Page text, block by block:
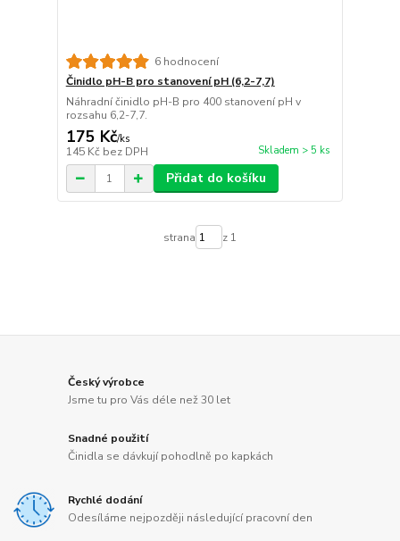
6 hodnocení
Činidlo pH-B pro stanovení pH (6,2-7,7)
Náhradní činidlo pH-B pro 400 stanovení pH v
rozsahu 6,2-7,7.
175 Kč/ks
145 Kč bez DPH Skladem > 5 ks
Přidat do košíku
strana z 1
Český výrobce
Jsme tu pro Vás déle než 30 let
Snadné použití
Činidla se dávkují pohodlně po kapkách
Rychlé dodání
Odesíláme nejpozději následující pracovní den